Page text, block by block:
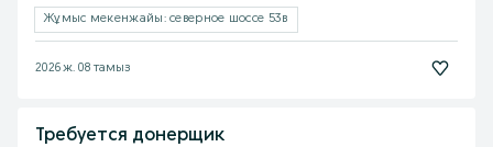
Жұмыс мекенжайы: северное шоссе 53в
2026 ж. 08 тамыз
Требуется донерщик